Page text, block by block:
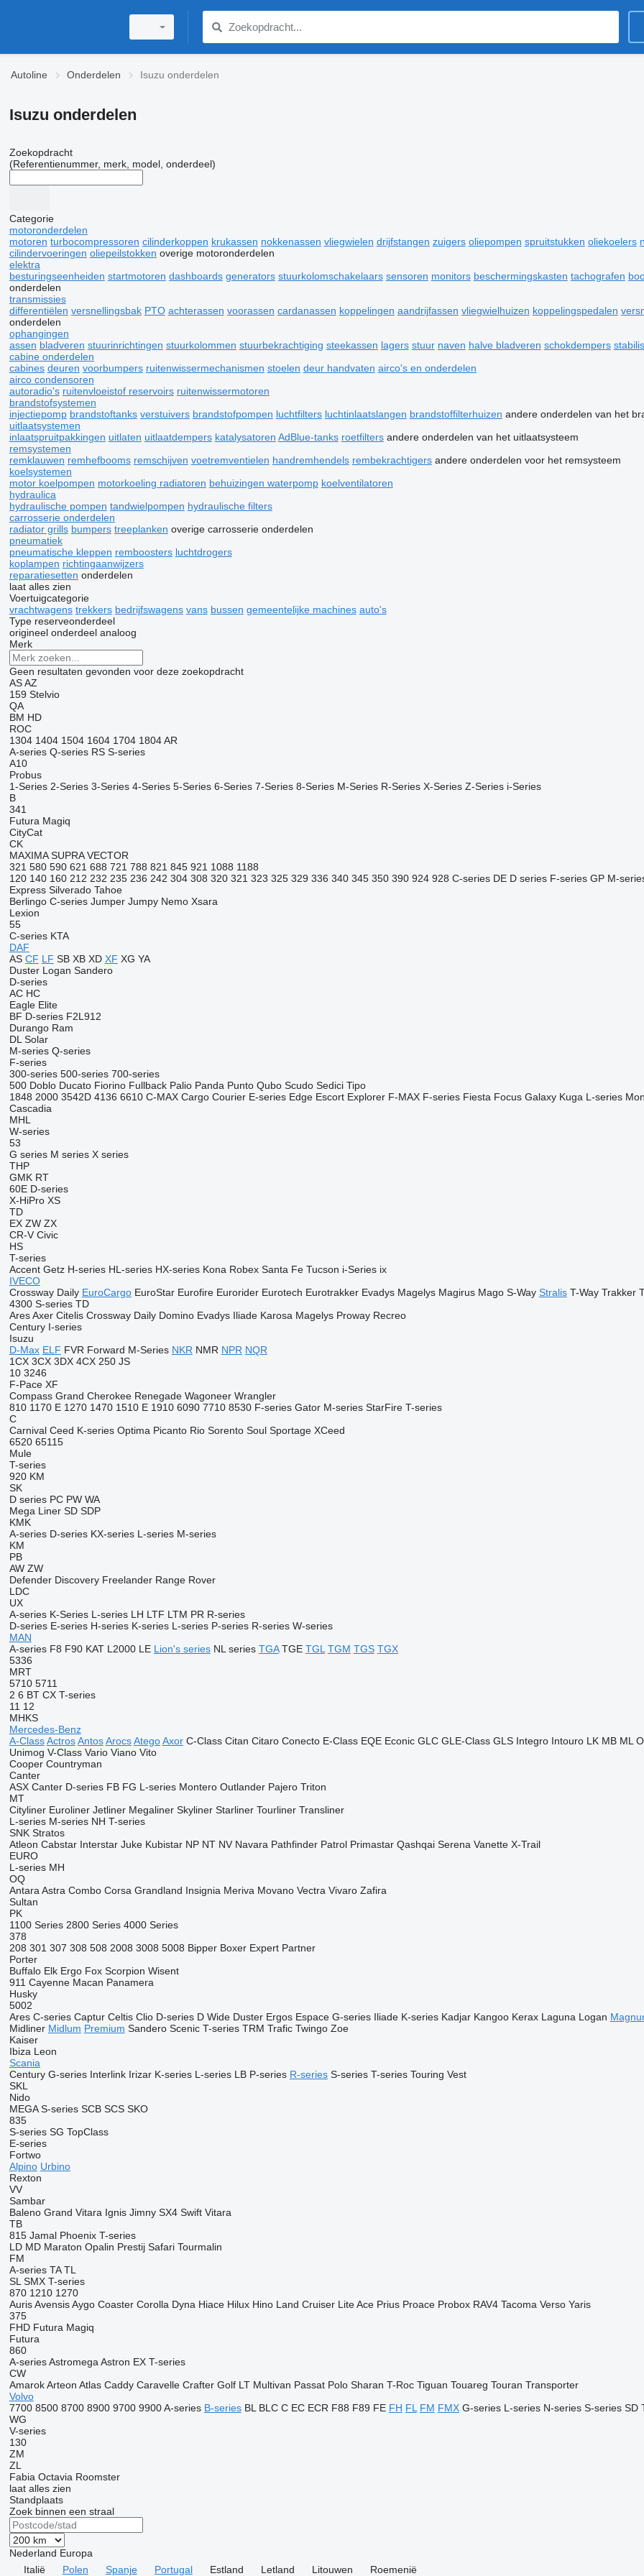
Autoline Onderdelen Isuzu onderdelen
Isuzu onderdelen
Zoekopdracht
(Referentienummer, merk, model, onderdeel)
Categorie
motoronderdelen
motoren turbocompressoren cilinderkoppen krukassen nokkenassen vliegwielen drijfstangen zuigers oliepompen spruitstukken oliekoelers
cilindervoeringen oliepeilstokken overige motoronderdelen
elektra
besturingseenheiden startmotoren dashboards generators stuurkolomschakelaars sensoren monitors beschermingskasten tachografen
onderdelen
transmissies
differentiëlen versnellingsbak PTO achterassen voorassen cardanassen koppelingen aandrijfassen vliegwielhuizen koppelingspedalen
onderdelen
ophangingen
assen bladveren stuurinrichtingen stuurkolommen stuurbekrachtiging steekassen lagers stuur naven halve bladveren schokdempers
cabine onderdelen
cabines deuren voorbumpers ruitenwissermechanismen stoelen deur handvaten airco's en onderdelen
airco condensoren
autoradio's ruitenvloeistof reservoirs ruitenwissermotoren
brandstofsystemen
injectiepomp brandstoftanks verstuivers brandstofpompen luchtfilters luchtinlaatslangen brandstoffilterhuizen andere onderdelen van het
uitlaatsystemen
inlaatspruitpakkingen uitlaten uitlaatdempers katalysatoren AdBlue-tanks roetfilters andere onderdelen van het uitlaatsysteem
remsystemen
remklauwen remhefbooms remschijven voetremventielen handremhendels rembekrachtigers andere onderdelen voor het remsysteem
koelsystemen
motor koelpompen motorkoeling radiatoren behuizingen waterpomp koelventilatoren
hydraulica
hydraulische pompen tandwielpompen hydraulische filters
carrosserie onderdelen
radiator grills bumpers treeplanken overige carrosserie onderdelen
pneumatiek
pneumatische kleppen remboosters luchtdrogers
koplampen richtingaanwijzers
reparatiesetten onderdelen
laat alles zien
Voertuigcategorie
vrachtwagens trekkers bedrijfswagens vans bussen gemeentelijke machines auto's
Type reserveonderdeel
origineel onderdeel analoog
Merk
Geen resultaten gevonden voor deze zoekopdracht
AS AZ
159 Stelvio
QA
BM HD
ROC
1304 1404 1504 1604 1704 1804 AR
A-series Q-series RS S-series
A10
Probus
1-Series 2-Series 3-Series 4-Series 5-Series 6-Series 7-Series 8-Series M-Series R-Series X-Series Z-Series i-Series
B
341
Futura Magiq
CityCat
CK
MAXIMA SUPRA VECTOR
321 580 590 621 688 721 788 821 845 921 1088 1188
120 140 160 212 232 235 236 242 304 308 320 321 323 325 329 336 340 345 350 390 924 928 C-series DE D series F-series GP M-
Express Silverado Tahoe
Berlingo C-series Jumper Jumpy Nemo Xsara
Lexion
55
C-series KTA
DAF
AS CF LF SB XB XD XF XG YA
Duster Logan Sandero
D-series
AC HC
Eagle Elite
BF D-series F2L912
Durango Ram
DL Solar
M-series Q-series
F-series
300-series 500-series 700-series
500 Doblo Ducato Fiorino Fullback Palio Panda Punto Qubo Scudo Sedici Tipo
1848 2000 3542D 4136 6610 C-MAX Cargo Courier E-series Edge Escort Explorer F-MAX F-series Fiesta Focus Galaxy Kuga L-series
Cascadia
MHL
W-series
53
G series M series X series
THP
GMK RT
60E D-series
X-HiPro XS
TD
EX ZW ZX
CR-V Civic
HS
T-series
Accent Getz H-series HL-series HX-series Kona Robex Santa Fe Tucson i-Series ix
IVECO
Crossway Daily EuroCargo EuroStar Eurofire Eurorider Eurotech Eurotrakker Evadys Magelys Magirus Mago S-Way Stralis T-Way Trakker
4300 S-series TD
Ares Axer Citelis Crossway Daily Domino Evadys Iliade Karosa Magelys Proway Recreo
Century I-series
Isuzu
D-Max ELF FVR Forward M-Series NKR NMR NPR NQR
1CX 3CX 3DX 4CX 250 JS
10 3246
F-Pace XF
Compass Grand Cherokee Renegade Wagoneer Wrangler
810 1170 E 1270 1470 1510 E 1910 6090 7710 8530 F-series Gator M-series StarFire T-series
C
Carnival Ceed K-series Optima Picanto Rio Sorento Soul Sportage XCeed
6520 65115
Mule
T-series
920 KM
SK
D series PC PW WA
Mega Liner SD SDP
KMK
A-series D-series KX-series L-series M-series
KM
PB
AW ZW
Defender Discovery Freelander Range Rover
LDC
UX
A-series K-Series L-series LH LTF LTM PR R-series
D-series E-series H-series K-series L-series P-series R-series W-series
MAN
A-series F8 F90 KAT L2000 LE Lion's series NL series TGA TGE TGL TGM TGS TGX
5336
MRT
5710 5711
2 6 BT CX T-series
11 12
MHKS
Mercedes-Benz
A-Class Actros Antos Arocs Atego Axor C-Class Citan Citaro Conecto E-Class EQE Econic GLC GLE-Class GLS Integro Intouro LK MB ML
Unimog V-Class Vario Viano Vito
Cooper Countryman
Canter
ASX Canter D-series FB FG L-series Montero Outlander Pajero Triton
MT
Cityliner Euroliner Jetliner Megaliner Skyliner Starliner Tourliner Transliner
L-series M-series NH T-series
SNK Stratos
Atleon Cabstar Interstar Juke Kubistar NP NT NV Navara Pathfinder Patrol Primastar Qashqai Serena Vanette X-Trail
EURO
L-series MH
OQ
Antara Astra Combo Corsa Grandland Insignia Meriva Movano Vectra Vivaro Zafira
Sultan
PK
1100 Series 2800 Series 4000 Series
378
208 301 307 308 508 2008 3008 5008 Bipper Boxer Expert Partner
Porter
Buffalo Elk Ergo Fox Scorpion Wisent
911 Cayenne Macan Panamera
Husky
5002
Ares C-series Captur Celtis Clio D-series D Wide Duster Ergos Espace G-series Iliade K-series Kadjar Kangoo Kerax Laguna Logan
Midliner Midlum Premium Sandero Scenic T-series TRM Trafic Twingo Zoe
Kaiser
Ibiza Leon
Scania
Century G-series Interlink Irizar K-series L-series LB P-series R-series S-series T-series Touring Vest
SKL
Nido
MEGA S-series SCB SCS SKO
835
S-series SG TopClass
E-series
Fortwo
Alpino Urbino
Rexton
VV
Sambar
Baleno Grand Vitara Ignis Jimny SX4 Swift Vitara
TB
815 Jamal Phoenix T-series
LD MD Maraton Opalin Prestij Safari Tourmalin
FM
A-series TA TL
SL SMX T-series
870 1210 1270
Auris Avensis Aygo Coaster Corolla Dyna Hiace Hilux Hino Land Cruiser Lite Ace Prius Proace Probox RAV4 Tacoma Verso Yaris
375
FHD Futura Magiq
Futura
860
A-series Astromega Astron EX T-series
CW
Amarok Arteon Atlas Caddy Caravelle Crafter Golf LT Multivan Passat Polo Sharan T-Roc Tiguan Touareg Touran Transporter
Volvo
7700 8500 8700 8900 9700 9900 A-series B-series BL BLC C EC ECR F88 F89 FE FH FL FM FMX G-series L-series N-series S-series SD
WG
V-series
130
ZM
ZL
Fabia Octavia Roomster
laat alles zien
Standplaats
Zoek binnen een straal
Nederland Europa
Italië
Polen Spanje Portugal Estland Letland Litouwen
Roemenië